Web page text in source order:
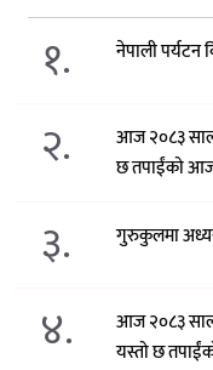
१. नेपाली पर्यटन
२.
आज २०८३
छ तपाईंको
३. गुरुकुलमा
४.
आज २०८३
यस्तो छ